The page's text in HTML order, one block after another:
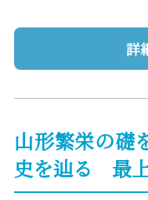
詳
山形繁栄の礎
史を辿る 最